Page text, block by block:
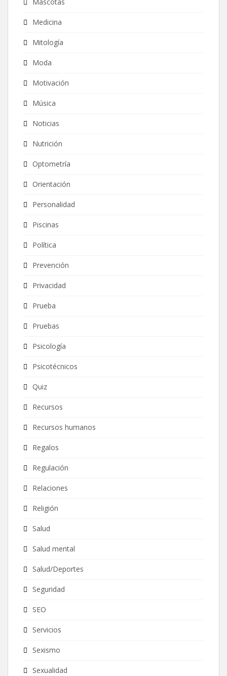
Medicina
Mitología
Moda
Motivación
Música
Noticias
Nutrición
Optometría
Orientación
Personalidad
Piscinas
Política
Prevención
Privacidad
Prueba
Pruebas
Psicología
Psicotécnicos
Quiz
Recursos
Recursos humanos
Regalos
Regulación
Relaciones
Religión
Salud
Salud mental
Salud/Deportes
Seguridad
SEO
Servicios
Sexismo
Sexualidad